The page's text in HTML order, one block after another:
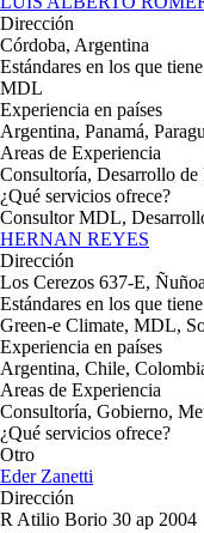
Dirección
Córdoba, Argentina
Estándares en los que
MDL
Experiencia en países
Argentina, Panamá,
Areas de Experiencia
Consultoría, Desarrollo
¿Qué servicios ofrece?
Consultor MDL,
HERNAN REYES
Dirección
Los Cerezos 637-E,
Estándares en los que
Green-e Climate, MDL,
Experiencia en países
Argentina, Chile,
Areas de Experiencia
Consultoría, Gobierno,
¿Qué servicios ofrece?
Otro
Eder Zanetti
Dirección
R Atilio Borio 30 ap 2004